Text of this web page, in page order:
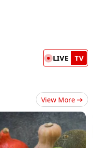
LIVE TV
View More